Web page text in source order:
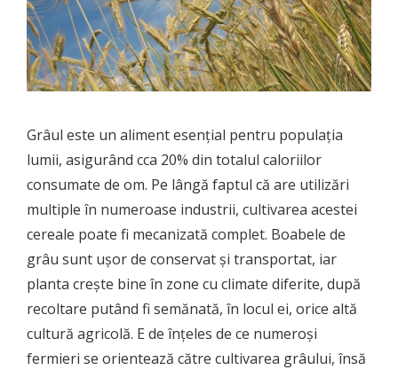
Grâul este un aliment esențial pentru populația
lumii, asigurând cca 20% din totalul caloriilor
consumate de om. Pe lângă faptul că are utilizări
multiple în numeroase industrii, cultivarea acestei
cereale poate fi mecanizată complet. Boabele de
grâu sunt ușor de conservat și transportat, iar
planta crește bine în zone cu climate diferite, după
recoltare putând fi semănată, în locul ei, orice altă
cultură agricolă. E de înțeles de ce numeroși
fermieri se orientează către cultivarea grâului, însă